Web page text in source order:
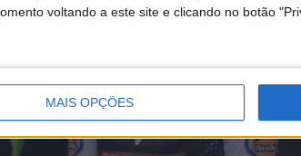
voltando a este site e clicando no botão
MAIS OPÇÕES